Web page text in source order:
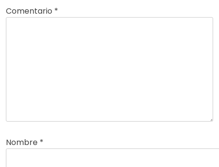
Comentario *
Nombre *